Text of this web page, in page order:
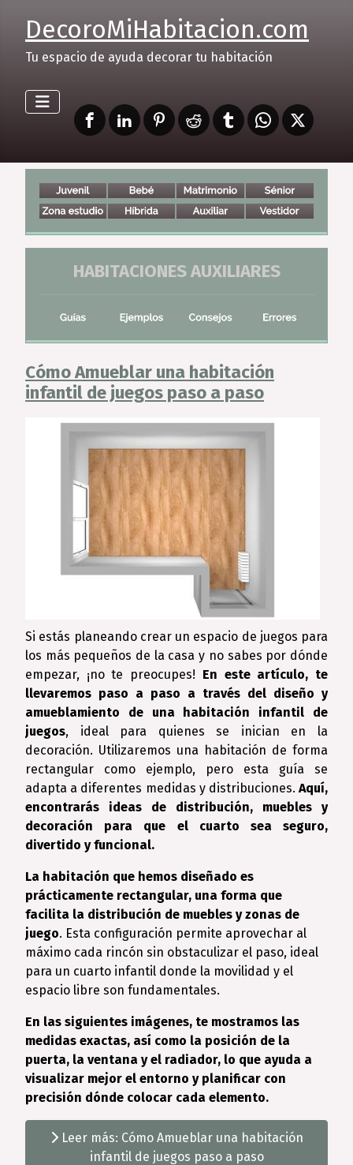
DecoroMiHabitacion.com
Tu espacio de ayuda decorar tu habitación
HABITACIONES AUXILIARES
Cómo Amueblar una habitación
infantil de juegos paso a paso
Si estás planeando crear un espacio de juegos para
los más pequeños de la casa y no sabes por dónde
empezar, ¡no te preocupes! En este artículo, te
llevaremos paso a paso a través del diseño y
amueblamiento de una habitación infantil de
juegos, ideal para quienes se inician en la
decoración. Utilizaremos una habitación de forma
rectangular como ejemplo, pero esta guía se
adapta a diferentes medidas y distribuciones. Aquí,
encontrarás ideas de distribución, muebles y
decoración para que el cuarto sea seguro,
divertido y funcional.
La habitación que hemos diseñado es
prácticamente rectangular, una forma que
facilita la distribución de muebles y zonas de
juego. Esta configuración permite aprovechar al
máximo cada rincón sin obstaculizar el paso, ideal
para un cuarto infantil donde la movilidad y el
espacio libre son fundamentales.
En las siguientes imágenes, te mostramos las
medidas exactas, así como la posición de la
puerta, la ventana y el radiador, lo que ayuda a
visualizar mejor el entorno y planificar con
precisión dónde colocar cada elemento.
Leer más: Cómo Amueblar una habitación
infantil de juegos paso a paso